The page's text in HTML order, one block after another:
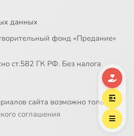
данных
фонд «Предание»
ст.582 ГК РФ. Без налога
сайта возможно только в
соглашения